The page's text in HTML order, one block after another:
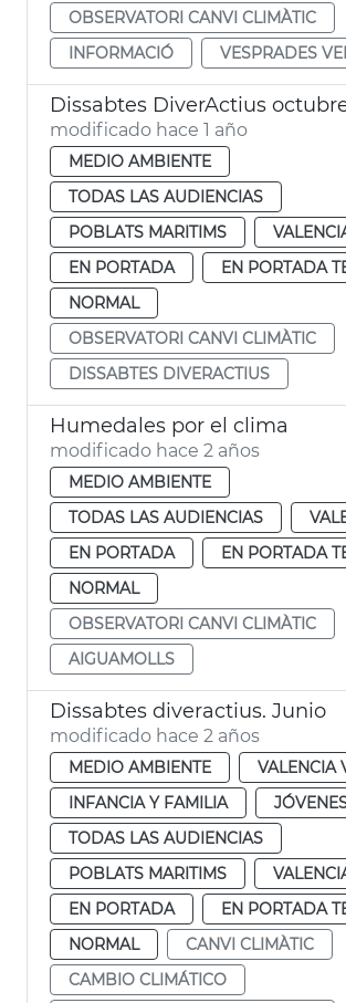
OBSERVATORI CANVI CLIMÀTIC
INFORMACIÓ
VESPRADES
Dissabtes DiverActius
modificado hace 1 año
MEDIO AMBIENTE
TODAS LAS AUDIENCIAS
POBLATS MARITIMS
EN PORTADA
EN PORTADA
NORMAL
OBSERVATORI CANVI CLIMÀTIC
DISSABTES DIVERACTIUS
Humedales por el clima
modificado hace 2 años
MEDIO AMBIENTE
TODAS LAS AUDIENCIAS
EN PORTADA
EN PORTADA
NORMAL
OBSERVATORI CANVI CLIMÀTIC
AIGUAMOLLS
Dissabtes diveractius. Junio
modificado hace 2 años
MEDIO AMBIENTE
VALENCIA
INFANCIA Y FAMILIA
TODAS LAS AUDIENCIAS
POBLATS MARITIMS
EN PORTADA
EN PORTADA
NORMAL
CANVI CLIMÀTIC
CAMBIO CLIMÁTICO